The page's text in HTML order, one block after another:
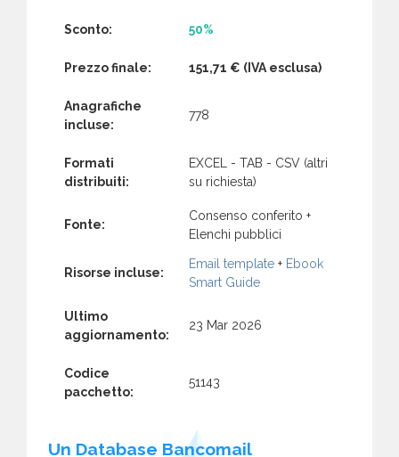
Sconto: 50%
Prezzo finale: 151,71 € (IVA esclusa)
Anagrafiche
incluse:
778
Formati
distribuiti:
EXCEL - TAB - CSV (altri
su richiesta)
Fonte:
Consenso conferito +
Elenchi pubblici
Risorse incluse:
Email template + Ebook
Smart Guide
Ultimo
aggiornamento:
23 Mar 2026
Codice
pacchetto:
51143
Un Database Bancomail